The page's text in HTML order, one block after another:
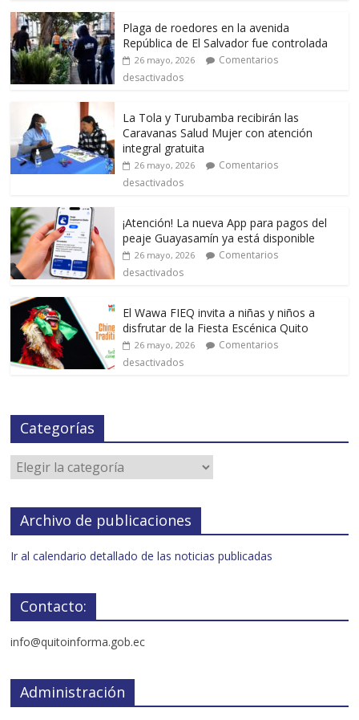
Plaga de roedores en la avenida
República de El Salvador fue controlada
26 mayo, 2026
Comentarios
desactivados
La Tola y Turubamba recibirán las
Caravanas Salud Mujer con atención
integral gratuita
26 mayo, 2026
Comentarios
desactivados
¡Atención! La nueva App para pagos del
peaje Guayasamín ya está disponible
26 mayo, 2026
Comentarios
desactivados
El Wawa FIEQ invita a niñas y niños a
disfrutar de la Fiesta Escénica Quito
26 mayo, 2026
Comentarios
desactivados
Categorías
Archivo de publicaciones
Ir al calendario detallado de las noticias publicadas
Contacto:
info@quitoinforma.gob.ec
Administración